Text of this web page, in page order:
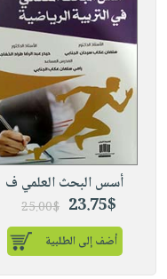
أسس البحث العلمي ف
23.75$
25.00$
أضف إلى الطلبية